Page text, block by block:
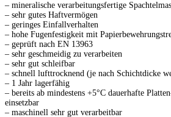
– mineralische verarbeitungsfertige
– sehr gutes Haftvermögen
– geringes Einfallverhalten
– hohe Fugenfestigkeit mit
– geprüft nach EN 13963
– sehr geschmeidig zu verarbeiten
– sehr gut schleifbar
– schnell lufttrocknend (je nach Schichtdicke
– 1 Jahr lagerfähig
– bereits ab mindestens +5°C dauerhafte
einsetzbar
– maschinell sehr gut verarbeitbar